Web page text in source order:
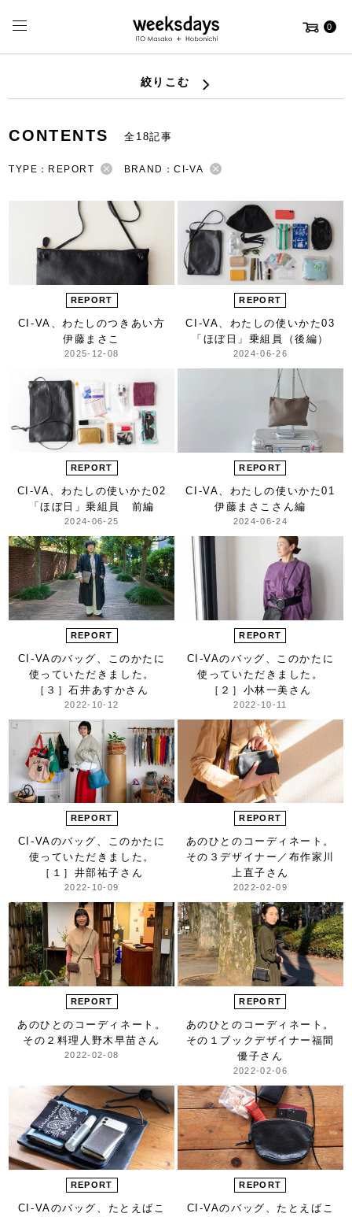
0
絞りこむ
CONTENTS 全18記事
TYPE：REPORT BRAND：CI-VA
REPORT
CI-VA、わたしのつきあい方
伊藤まさこ
2025-12-08
REPORT
CI-VA、わたしの使いかた03
「ほぼ日」乗組員（後編）
2024-06-26
REPORT
CI-VA、わたしの使いかた02
「ほぼ日」乗組員 前編
2024-06-25
REPORT
CI-VA、わたしの使いかた01
伊藤まさこさん編
2024-06-24
REPORT
CI-VAのバッグ、
このかたに
使っていただきました。
［３］石井あすかさん
2022-10-12
REPORT
CI-VAのバッグ、
このかたに
使っていただきました。
［２］小林一美さん
2022-10-11
REPORT
CI-VAのバッグ、 このかたに
使っていただきました。
［１］井部祐子さん
2022-10-09
REPORT
あのひとの コーディネート。
その３デザイナー／布作家 川
上直子さん
2022-02-09
REPORT
あのひとの コーディネート。
その２ 料理人 野木早苗さん
2022-02-08
REPORT
あのひとの コーディネート。
その１ ブックデザイナー 福間
優子さん
2022-02-06
REPORT
CI-VAのバッグ、 たとえばこ
REPORT
CI-VAのバッグ、 たとえばこ